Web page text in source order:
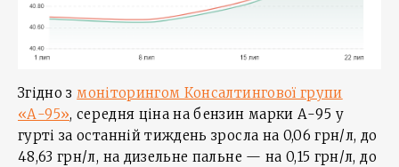
Згідно змоніторингом Консалтингової групи
«А-95», середня ціна на бензин марки А-95 у
гурті за останній тиждень зросла на 0,06 грн/л, до
48,63 грн/л, на дизельне пальне — на 0,15 грн/л, до